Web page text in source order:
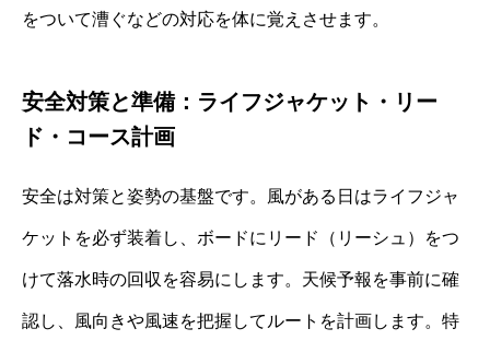
をついて漕ぐなどの対応を体に覚えさせます。
安全対策と準備：ライフジャケット・リー
ド・コース計画
安全は対策と姿勢の基盤です。風がある日はライフジャ
ケットを必ず装着し、ボードにリード（リーシュ）をつ
けて落水時の回収を容易にします。天候予報を事前に確
認し、風向きや風速を把握してルートを計画します。特